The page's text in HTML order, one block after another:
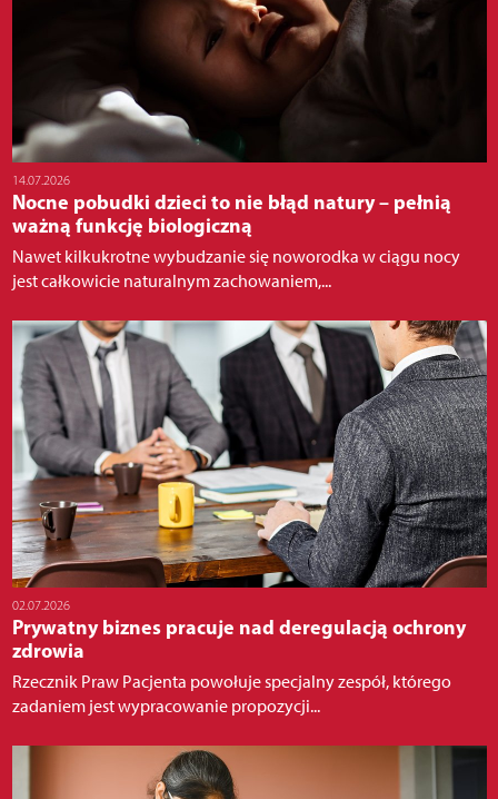
14.07.2026
Nocne pobudki dzieci to nie błąd natury – pełnią
ważną funkcję biologiczną
Nawet kilkukrotne wybudzanie się noworodka w ciągu nocy
jest całkowicie naturalnym zachowaniem,...
02.07.2026
Prywatny biznes pracuje nad deregulacją ochrony
zdrowia
Rzecznik Praw Pacjenta powołuje specjalny zespół, którego
zadaniem jest wypracowanie propozycji...